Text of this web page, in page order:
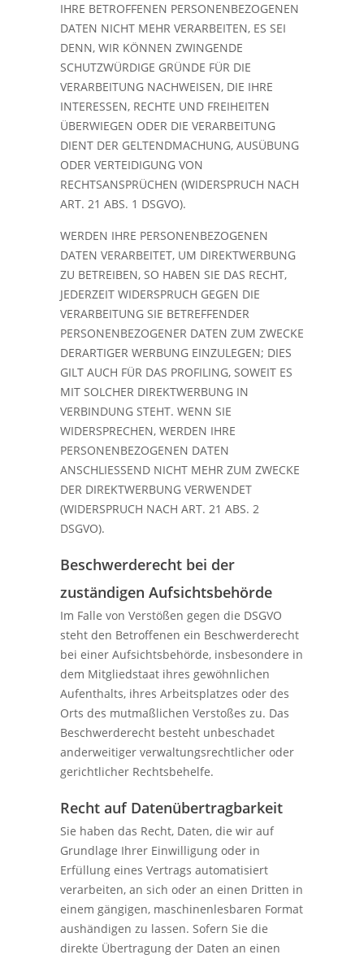
IHRE BETROFFENEN PERSONENBEZOGENEN
DATEN NICHT MEHR VERARBEITEN, ES SEI
DENN, WIR KÖNNEN ZWINGENDE
SCHUTZWÜRDIGE GRÜNDE FÜR DIE
VERARBEITUNG NACHWEISEN, DIE IHRE
INTERESSEN, RECHTE UND FREIHEITEN
ÜBERWIEGEN ODER DIE VERARBEITUNG
DIENT DER GELTENDMACHUNG, AUSÜBUNG
ODER VERTEIDIGUNG VON
RECHTSANSPRÜCHEN (WIDERSPRUCH NACH
ART. 21 ABS. 1 DSGVO).
WERDEN IHRE PERSONENBEZOGENEN
DATEN VERARBEITET, UM DIREKTWERBUNG
ZU BETREIBEN, SO HABEN SIE DAS RECHT,
JEDERZEIT WIDERSPRUCH GEGEN DIE
VERARBEITUNG SIE BETREFFENDER
PERSONENBEZOGENER DATEN ZUM ZWECKE
DERARTIGER WERBUNG EINZULEGEN; DIES
GILT AUCH FÜR DAS PROFILING, SOWEIT ES
MIT SOLCHER DIREKTWERBUNG IN
VERBINDUNG STEHT. WENN SIE
WIDERSPRECHEN, WERDEN IHRE
PERSONENBEZOGENEN DATEN
ANSCHLIESSEND NICHT MEHR ZUM ZWECKE
DER DIREKTWERBUNG VERWENDET
(WIDERSPRUCH NACH ART. 21 ABS. 2
DSGVO).
Beschwerde­recht bei der
zuständigen Aufsichts­behörde
Im Falle von Verstößen gegen die DSGVO
steht den Betroffenen ein Beschwerderecht
bei einer Aufsichtsbehörde, insbesondere in
dem Mitgliedstaat ihres gewöhnlichen
Aufenthalts, ihres Arbeitsplatzes oder des
Orts des mutmaßlichen Verstoßes zu. Das
Beschwerderecht besteht unbeschadet
anderweitiger verwaltungsrechtlicher oder
gerichtlicher Rechtsbehelfe.
Recht auf Daten­übertrag­barkeit
Sie haben das Recht, Daten, die wir auf
Grundlage Ihrer Einwilligung oder in
Erfüllung eines Vertrags automatisiert
verarbeiten, an sich oder an einen Dritten in
einem gängigen, maschinenlesbaren Format
aushändigen zu lassen. Sofern Sie die
direkte Übertragung der Daten an einen